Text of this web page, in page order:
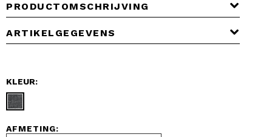
PRODUCTOMSCHRIJVING
ARTIKELGEGEVENS
KLEUR:
AFMETING: